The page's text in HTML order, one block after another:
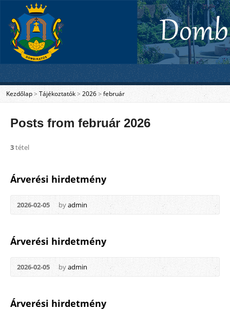
Kezdőlap >Tájékoztatók > 2026>február
Posts from február 2026
3tétel
Árverési hirdetmény
2026-02-05 byadmin
Árverési hirdetmény
2026-02-05 byadmin
Árverési hirdetmény